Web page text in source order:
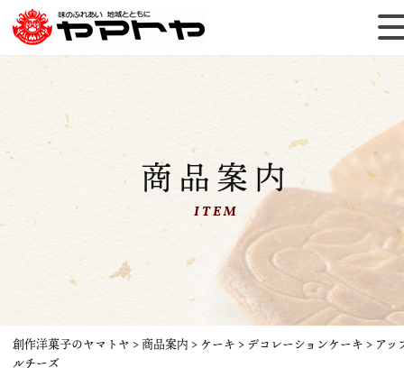
商品案内
ITEM
創作洋菓子のヤマトヤ >商品案内 > ケーキ > デコレーションケーキ > アッ
ルチーズ